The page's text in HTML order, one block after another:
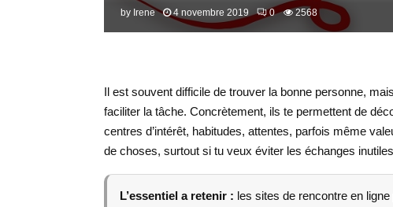
by Irene 4 novembre 2019 0 2568
Il est souvent difficile de trouver la bonne personne,
faciliter la tâche. Concrètement, ils te permettent de
centres d’intérêt, habitudes, attentes, parfois même
de choses, surtout si tu veux éviter les échanges
L’essentiel a retenir : les sites de rencontre en